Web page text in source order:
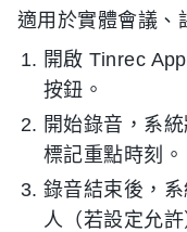
適用於實體會議、
開啟 Tinrec
按鈕。
開始錄音，系
標記重點時刻。
錄音結束後，
人（若設定允許